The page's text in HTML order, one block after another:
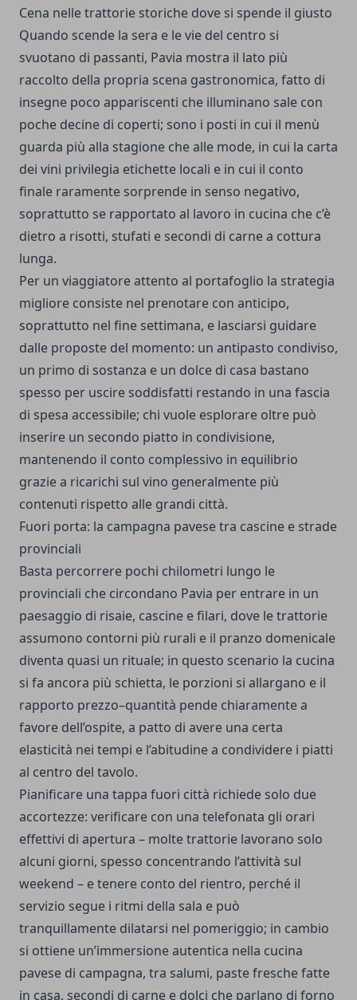
Cena nelle trattorie storiche dove si spende il giusto
Quando scende la sera e le vie del centro si
svuotano di passanti, Pavia mostra il lato più
raccolto della propria scena gastronomica, fatto di
insegne poco appariscenti che illuminano sale con
poche decine di coperti; sono i posti in cui il menù
guarda più alla stagione che alle mode, in cui la carta
dei vini privilegia etichette locali e in cui il conto
finale raramente sorprende in senso negativo,
soprattutto se rapportato al lavoro in cucina che c’è
dietro a risotti, stufati e secondi di carne a cottura
lunga.
Per un viaggiatore attento al portafoglio la strategia
migliore consiste nel prenotare con anticipo,
soprattutto nel fine settimana, e lasciarsi guidare
dalle proposte del momento: un antipasto condiviso,
un primo di sostanza e un dolce di casa bastano
spesso per uscire soddisfatti restando in una fascia
di spesa accessibile; chi vuole esplorare oltre può
inserire un secondo piatto in condivisione,
mantenendo il conto complessivo in equilibrio
grazie a ricarichi sul vino generalmente più
contenuti rispetto alle grandi città.
Fuori porta: la campagna pavese tra cascine e strade
provinciali
Basta percorrere pochi chilometri lungo le
provinciali che circondano Pavia per entrare in un
paesaggio di risaie, cascine e filari, dove le trattorie
assumono contorni più rurali e il pranzo domenicale
diventa quasi un rituale; in questo scenario la cucina
si fa ancora più schietta, le porzioni si allargano e il
rapporto prezzo–quantità pende chiaramente a
favore dell’ospite, a patto di avere una certa
elasticità nei tempi e l’abitudine a condividere i piatti
al centro del tavolo.
Pianificare una tappa fuori città richiede solo due
accortezze: verificare con una telefonata gli orari
effettivi di apertura – molte trattorie lavorano solo
alcuni giorni, spesso concentrando l’attività sul
weekend – e tenere conto del rientro, perché il
servizio segue i ritmi della sala e può
tranquillamente dilatarsi nel pomeriggio; in cambio
si ottiene un’immersione autentica nella cucina
pavese di campagna, tra salumi, paste fresche fatte
in casa, secondi di carne e dolci che parlano di forno